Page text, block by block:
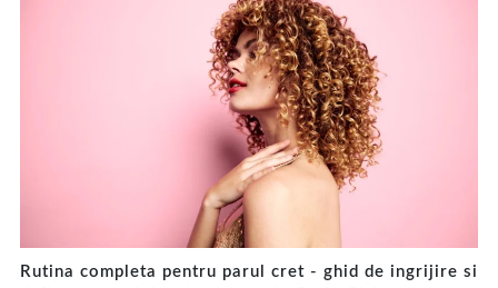
Rutina completa pentru parul cret - ghid de ingrijire si